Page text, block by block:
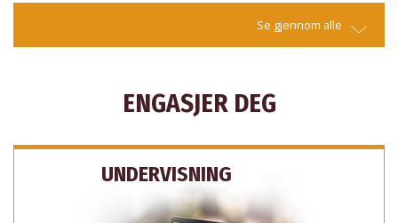
Se gjennom alle
ENGASJER DEG
UNDERVISNING